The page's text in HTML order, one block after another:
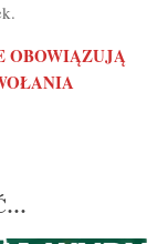
OBOWIĄZUJĄ